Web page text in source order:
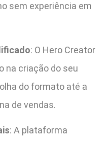
sem experiência em
: O Hero Creator
na criação do seu
do formato até a
de vendas.
: A plataforma